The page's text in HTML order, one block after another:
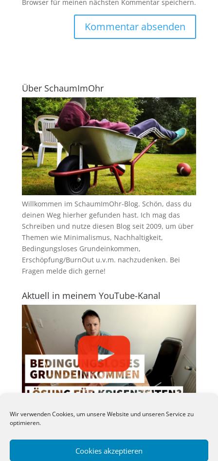
Wir verwenden Cookies, um unsere Website und unseren Service zu
optimieren.
Cookies akzeptieren
Browser für meinen nächsten Kommentar speichern.
Über SchaumImOhr
Willkommen im SchaumImOhr-Blog. Schön, dass du
deinen Weg hierher gefunden hast. Ich mag das
Schreiben und nutze diesen Blog seit 2009, um über
Themen wie Minimalismus, Nachhaltigkeit,
Bedingungsloses Grundeinkommen,
Erschöpfung/BurnOut u.v.m. nachzudenken. Bei
Fragen melde dich gerne!
Aktuell in meinem YouTube-Kanal
YouTube-Kanal
zu einer echten Leidenschaft
den Kanal unterstützen.